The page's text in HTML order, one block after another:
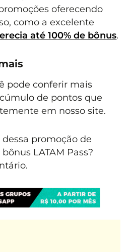
oferecendo
como a excelente
até 100% de bônus.
pode conferir mais
de pontos que
em nosso site.
promoção de
LATAM Pass?